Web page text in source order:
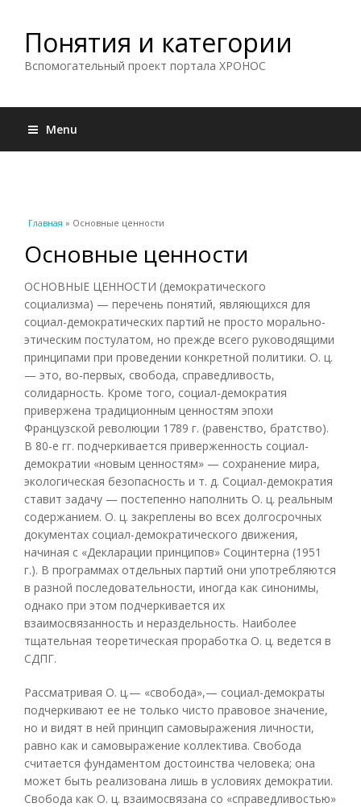
Понятия и категории
Вспомогательный проект портала ХРОНОС
Menu
Вы здесь
Главная » Основные ценности
Основные ценности
ОСНОВНЫЕ ЦЕННОСТИ (демократического
социализма) — перечень понятий, являющихся для
социал-демократических партий не просто морально-
этическим постулатом, но прежде всего руководящими
принципами при проведении конкретной политики. О. ц.
— это, во-первых, свобода, справедливость,
солидарность. Кроме того, социал-демократия
привержена традиционным ценностям эпохи
Французской революции 1789 г. (равенство, братство).
В 80-е гг. подчеркивается приверженность социал-
демократии «новым ценностям» — сохранение мира,
экологическая безопасность и т. д. Социал-демократия
ставит задачу — постепенно наполнить О. ц. реальным
содержанием. О. ц. закреплены во всех долгосрочных
документах социал-демократического движения,
начиная с «Декларации принципов» Социнтерна (1951
г.). В программах отдельных партий они употребляются
в разной последовательности, иногда как синонимы,
однако при этом подчеркивается их
взаимосвязанность и нераздельность. Наиболее
тщательная теоретическая проработка О. ц. ведется в
СДПГ.
Рассматривая О. ц.— «свобода»,— социал-демократы
подчеркивают ее не только чисто правовое значение,
но и видят в ней принцип самовыражения личности,
равно как и самовыражение коллектива. Свобода
считается фундаментом достоинства человека; она
может быть реализована лишь в условиях демократии.
Свобода как О. ц. взаимосвязана со «справедливостью»